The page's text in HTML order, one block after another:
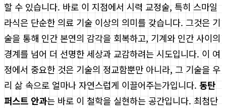
할 수 있습니다. 바로 이 지점에서 시력 교정술, 특히 스마일
라식은 단순한 의료 기술 이상의 의미를 갖습니다. 그것은 기
술을 통해 인간 본연의 감각을 회복하고, 기계와 인간 사이의
경계를 넘어 더 선명한 세상과 교감하려는 시도입니다. 이 여
정에서 중요한 것은 기술의 정교함뿐만 아니라, 그 기술을 우
리 삶 속으로 얼마나 자연스럽게 이끌어주는가입니다. 동탄
퍼스트 안과는 바로 이 철학을 실현하는 공간입니다. 최첨단